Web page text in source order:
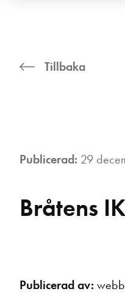
Tillbaka
Publicerad: 29
Bråtens IK
Publicerad av: